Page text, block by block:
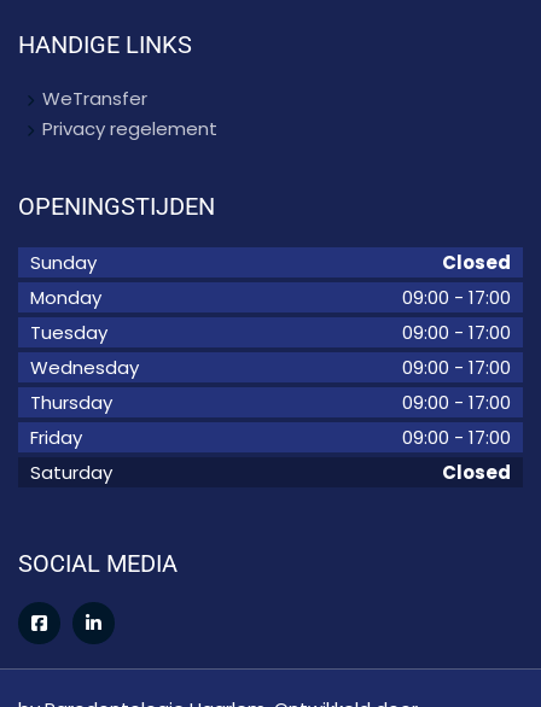
HANDIGE LINKS
WeTransfer
Privacy regelement
OPENINGSTIJDEN
Sunday
Closed
Monday
09:00 - 17:00
Tuesday
09:00 - 17:00
Wednesday
09:00 - 17:00
Thursday
09:00 - 17:00
Friday
09:00 - 17:00
Saturday
Closed
SOCIAL MEDIA